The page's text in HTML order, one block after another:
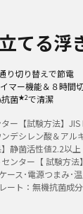
てる浮
り切り替えで節電
ー機能＆８時間
菌★2で清潔
ー【試験方法】
デシレン酸＆アル
静菌活性値2.2以上
ンター【 試験方
ース･電源つまみ･
ート：無機抗菌成